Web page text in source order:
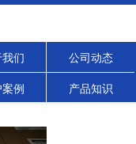
我们 公司动态
例 产品知识